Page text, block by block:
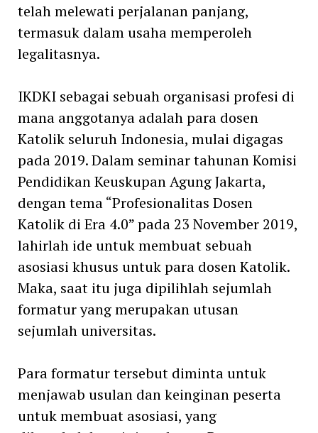
telah melewati perjalanan panjang,
termasuk dalam usaha memperoleh
legalitasnya.
IKDKI sebagai sebuah organisasi profesi di
mana anggotanya adalah para dosen
Katolik seluruh Indonesia, mulai digagas
pada 2019. Dalam seminar tahunan Komisi
Pendidikan Keuskupan Agung Jakarta,
dengan tema “Profesionalitas Dosen
Katolik di Era 4.0” pada 23 November 2019,
lahirlah ide untuk membuat sebuah
asosiasi khusus untuk para dosen Katolik.
Maka, saat itu juga dipilihlah sejumlah
formatur yang merupakan utusan
sejumlah universitas.
Para formatur tersebut diminta untuk
menjawab usulan dan keinginan peserta
untuk membuat asosiasi, yang